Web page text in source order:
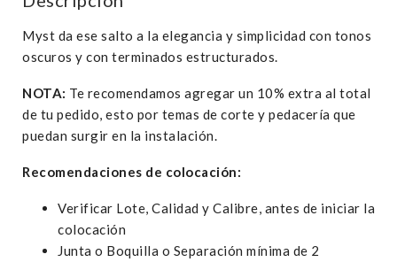
Myst da ese salto a la elegancia y simplicidad con tonos
oscuros y con terminados estructurados.
NOTA: Te recomendamos agregar un 10% extra al total
de tu pedido, esto por temas de corte y pedacería que
puedan surgir en la instalación.
Recomendaciones de colocación:
Verificar Lote, Calidad y Calibre, antes de iniciar la
colocación
Junta o Boquilla o Separación mínima de 2